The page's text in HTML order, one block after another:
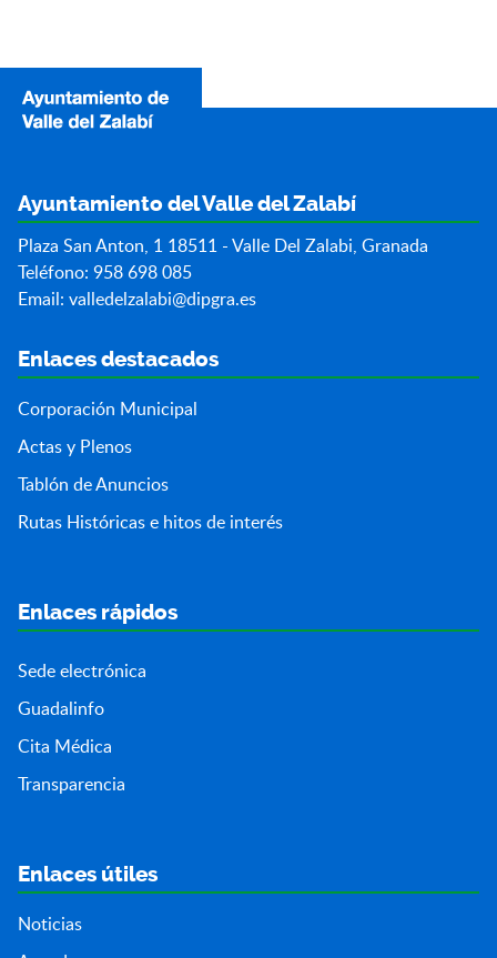
Ayuntamiento del Valle del Zalabí
Plaza San Anton, 1 18511 - Valle Del Zalabi, Granada
Teléfono: 958 698 085
Email: valledelzalabi@dipgra.es
Enlaces destacados
Corporación Municipal
Actas y Plenos
Tablón de Anuncios
Rutas Históricas e hitos de interés
Enlaces rápidos
Sede electrónica
Guadalinfo
Cita Médica
Transparencia
Enlaces útiles
Noticias